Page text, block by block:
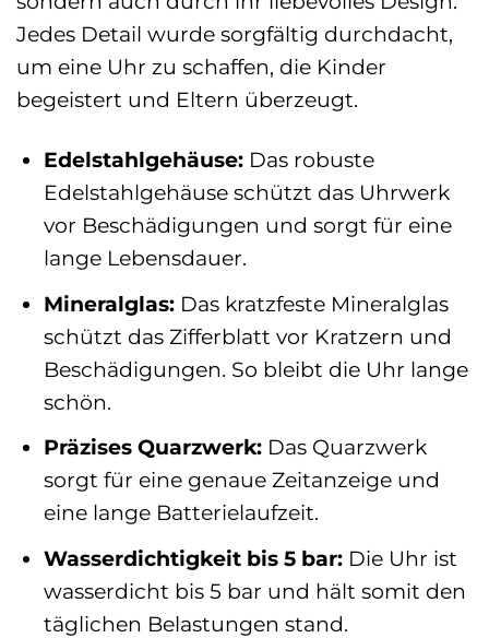
Jedes Detail wurde sorgfältig durchdacht,
um eine Uhr zu schaffen, die Kinder
begeistert und Eltern überzeugt.
Edelstahlgehäuse:Das robuste
Edelstahlgehäuse schützt das Uhrwerk
vor Beschädigungen und sorgt für eine
lange Lebensdauer.
Mineralglas:Das kratzfeste Mineralglas
schützt das Zifferblatt vor Kratzern und
Beschädigungen. So bleibt die Uhr lange
schön.
Präzises Quarzwerk:Das Quarzwerk
sorgt für eine genaue Zeitanzeige und
eine lange Batterielaufzeit.
Wasserdichtigkeit bis 5 bar:Die Uhr ist
wasserdicht bis 5 bar und hält somit den
täglichen Belastungen stand.